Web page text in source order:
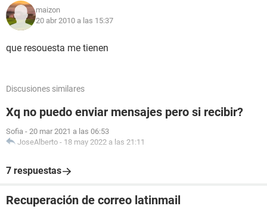
maizon
20 abr 2010 a las 15:37
que resouesta me tienen
Discusiones similares
Xq no puedo enviar mensajes pero si recibir?
Sofia - 20 mar 2021 a las 06:53
JoseAlberto - 18 may 2022 a las 21:11
7 respuestas
Recuperación de correo latinmail